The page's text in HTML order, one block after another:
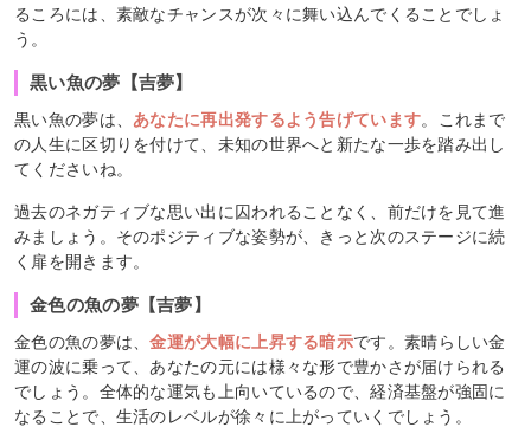
るころには、素敵なチャンスが次々に舞い込んでくることでしょ
う。
黒い魚の夢【吉夢】
黒い魚の夢は、 あなたに再出発するよう告げています。これまで
の人生に区切りを付けて、未知の世界へと新たな一歩を踏み出し
てくださいね。
過去のネガティブな思い出に囚われることなく、前だけを見て進
みましょう。そのポジティブな姿勢が、きっと次のステージに続
く扉を開きます。
金色の魚の夢【吉夢】
金色の魚の夢は、金運が大幅に上昇する暗示です。素晴らしい金
運の波に乗って、あなたの元には様々な形で豊かさが届けられる
でしょう。全体的な運気も上向いているので、経済基盤が強固に
なることで、生活のレベルが徐々に上がっていくでしょう。